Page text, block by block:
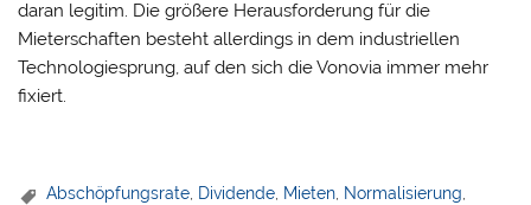
daran legitim. Die größere Herausforderung für die
Mieterschaften besteht allerdings in dem industriellen
Technologiesprung, auf den sich die Vonovia immer mehr
fixiert.
Abschöpfungsrate, Dividende, Mieten, Normalisierung,